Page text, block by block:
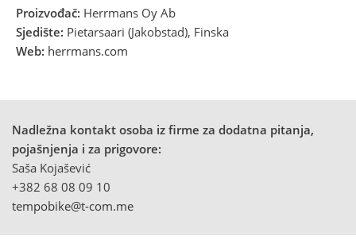
Proizvođač: Herrmans Oy Ab
Sjedište: Pietarsaari (Jakobstad), Finska
Web: herrmans.com
Nadležna kontakt osoba iz firme za dodatna pitanja,
pojašnjenja i za prigovore:
Saša Kojašević
+382 68 08 09 10
tempobike@t-com.me